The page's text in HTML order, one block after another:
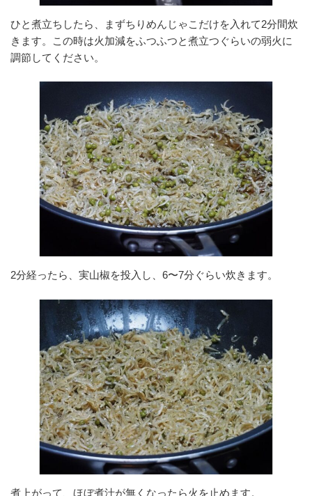
ひと煮立ちしたら、まずちりめんじゃこだけを入れて2分間炊
きます。この時は火加減をふつふつと煮立つぐらいの弱火に
調節してください。
2分経ったら、実山椒を投入し、6〜7分ぐらい炊きます。
煮上がって、ほぼ煮汁が無くなったら火を止めます。